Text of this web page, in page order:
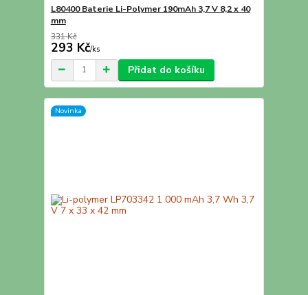
L80400 Baterie Li-Polymer 190mAh 3,7 V 8,2 x 40
mm
331 Kč
293 Kč/ks
Přidat do košíku
Novinka